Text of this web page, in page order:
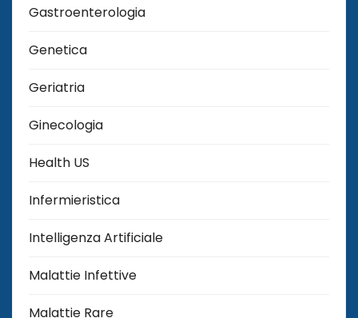
Gastroenterologia
Genetica
Geriatria
Ginecologia
Health US
Infermieristica
Intelligenza Artificiale
Malattie Infettive
Malattie Rare